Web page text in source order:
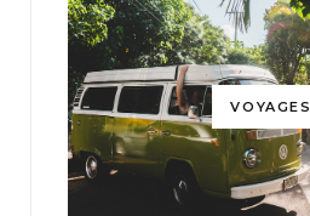
VOYAGES